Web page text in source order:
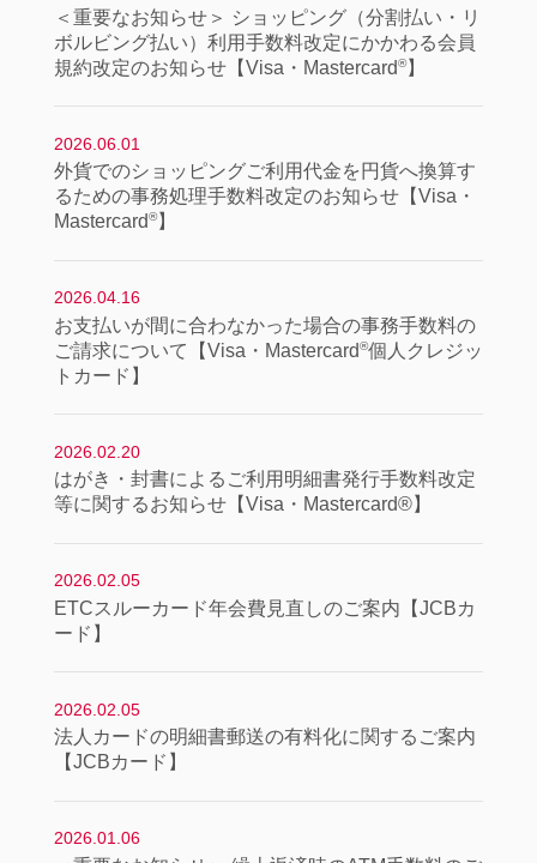
＜重要なお知らせ＞ ショッピング（分割払い・リ
ボルビング払い）利用手数料改定にかかわる会員
規約改定のお知らせ【Visa・Mastercard®】
2026.06.01
外貨でのショッピングご利用代金を円貨へ換算す
るための事務処理手数料改定のお知らせ【Visa・
Mastercard®】
2026.04.16
お支払いが間に合わなかった場合の事務手数料の
ご請求について【Visa・Mastercard®個人クレジッ
トカード】
2026.02.20
はがき・封書によるご利用明細書発行手数料改定
等に関するお知らせ【Visa・Mastercard®】
2026.02.05
ETCスルーカード年会費見直しのご案内【JCBカ
ード】
2026.02.05
法人カードの明細書郵送の有料化に関するご案内
【JCBカード】
2026.01.06